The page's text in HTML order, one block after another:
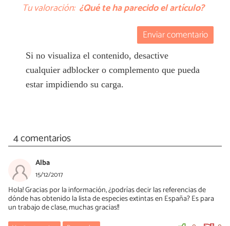
Tu valoración: ¿Qué te ha parecido el artículo?
Enviar comentario
Si no visualiza el contenido, desactive
cualquier adblocker o complemento que pueda
estar impidiendo su carga.
4 comentarios
Alba
15/12/2017
Hola! Gracias por la información, ¿podrías decir las referencias de
dónde has obtenido la lista de especies extintas en España? Es para
un trabajo de clase, muchas gracias!!